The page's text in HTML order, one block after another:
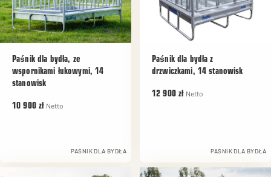
Paśnik dla bydła, ze
wspornikami łukowymi, 14
stanowisk
10 900 zł Netto
PAŚNIK DLA BYDŁA
Paśnik dla bydła z
drzwiczkami, 14 stanowisk
12 900 zł Netto
PAŚNIK DLA BYDŁA